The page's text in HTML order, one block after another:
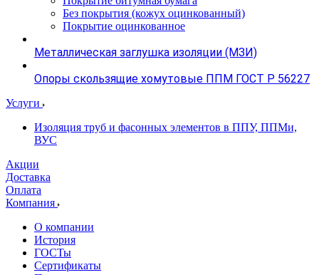
Без покрытия (кожух оцинкованный)
Покрытие оцинкованное
Металлическая заглушка изоляции (МЗИ)
Опоры скользящие хомутовые ППМ ГОСТ Р 56227
Услуги
Изоляция труб и фасонных элементов в ППУ, ППМи,
ВУС
Акции
Доставка
Оплата
Компания
О компании
История
ГОСТы
Сертификаты